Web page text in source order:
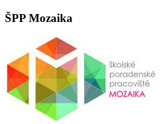
ŠPP Mozaika